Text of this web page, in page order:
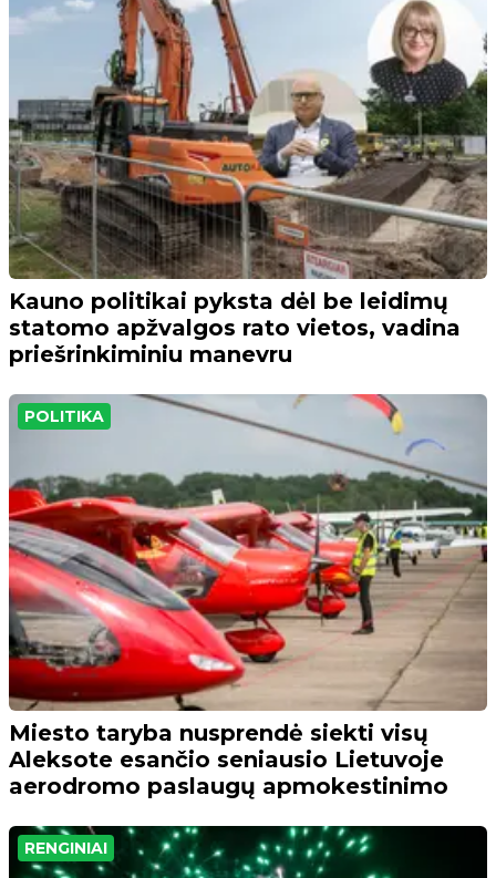
Kauno politikai pyksta dėl be leidimų
statomo apžvalgos rato vietos, vadina
priešrinkiminiu manevru
POLITIKA
Miesto taryba nusprendė siekti visų
Aleksote esančio seniausio Lietuvoje
aerodromo paslaugų apmokestinimo
RENGINIAI